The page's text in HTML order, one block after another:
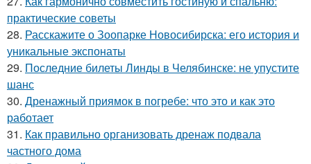
практические советы
28. Расскажите о Зоопарке Новосибирска: его история и
уникальные экспонаты
29. Последние билеты Линды в Челябинске: не упустите
шанс
30. Дренажный приямок в погребе: что это и как это
работает
31. Как правильно организовать дренаж подвала
частного дома